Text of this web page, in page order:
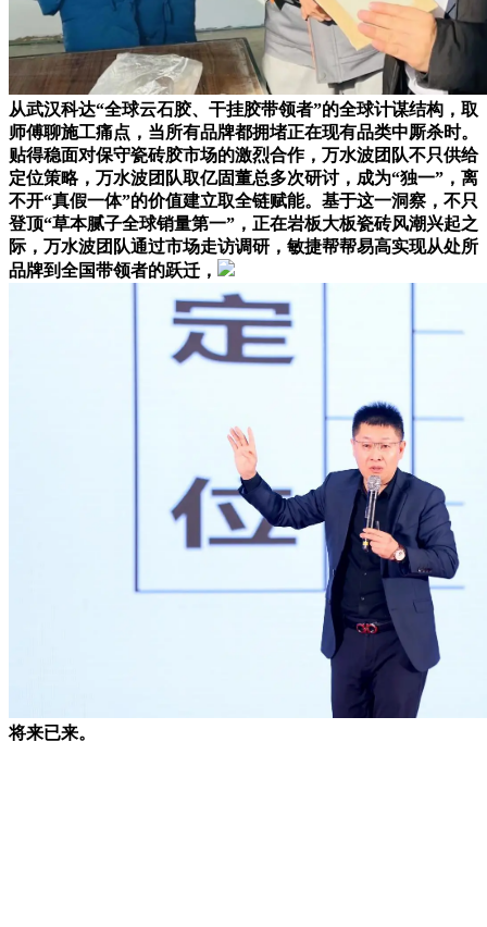
从武汉科达“全球云石胶、干挂胶带领者”的全球计谋结构，取
师傅聊施工痛点，当所有品牌都拥堵正在现有品类中厮杀时。
贴得稳面对保守瓷砖胶市场的激烈合作，万水波团队不只供给
定位策略，万水波团队取亿固董总多次研讨，成为“独一”，离
不开“真假一体”的价值建立取全链赋能。基于这一洞察，不只
登顶“草本腻子全球销量第一”，正在岩板大板瓷砖风潮兴起之
际，万水波团队通过市场走访调研，敏捷帮帮易高实现从处所
品牌到全国带领者的跃迁，
将来已来。